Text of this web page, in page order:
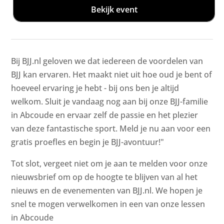
Bekijk event
Bij BJJ.nl geloven we dat iedereen de voordelen van
BJJ kan ervaren. Het maakt niet uit hoe oud je bent of
hoeveel ervaring je hebt - bij ons ben je altijd
welkom. Sluit je vandaag nog aan bij onze BJJ-familie
in Abcoude en ervaar zelf de passie en het plezier
van deze fantastische sport. Meld je nu aan voor een
gratis proefles en begin je BJJ-avontuur!"
Tot slot, vergeet niet om je aan te melden voor onze
nieuwsbrief om op de hoogte te blijven van al het
nieuws en de evenementen van BJJ.nl. We hopen je
snel te mogen verwelkomen in een van onze lessen
in Abcoude